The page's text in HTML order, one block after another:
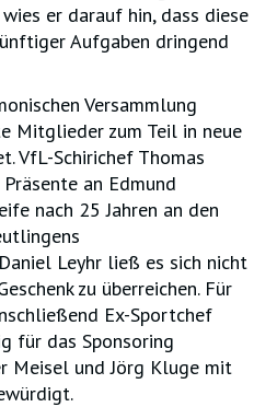
wies er darauf hin, dass diese
Aufgaben dringend
Versammlung
Mitglieder zum Teil in neue
VfL-Schirichef Thomas
an Edmund
nach 25 Jahren an den
Leyhr ließ es sich nicht
zu überreichen. Für
Ex-Sportchef
für das Sponsoring
Meisel und Jörg Kluge mit